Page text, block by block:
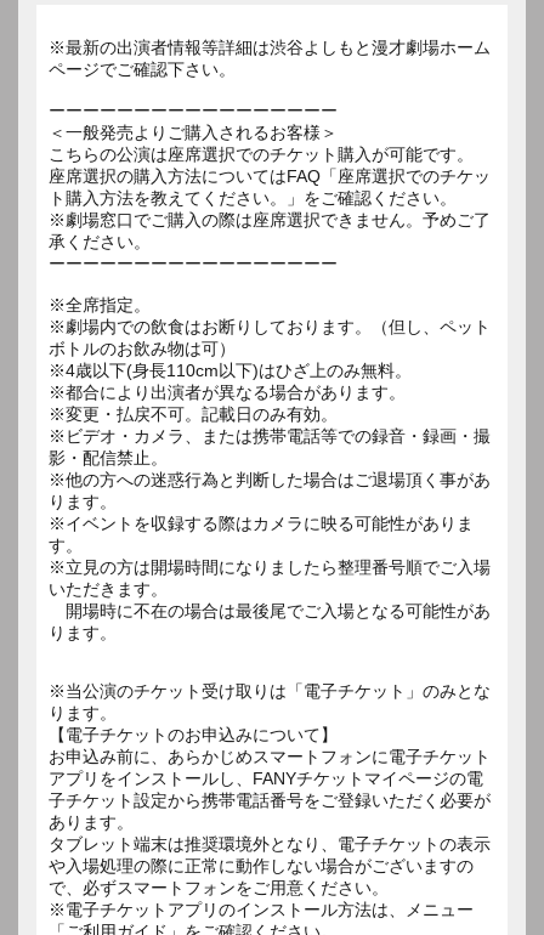
※最新の出演者情報等詳細は渋谷よしもと漫才劇場ホーム
ページでご確認下さい。
ーーーーーーーーーーーーーーーーー
＜一般発売よりご購入されるお客様＞
こちらの公演は座席選択でのチケット購入が可能です。
座席選択の購入方法についてはFAQ「座席選択でのチケッ
ト購入方法を教えてください。」をご確認ください。
※劇場窓口でご購入の際は座席選択できません。予めご了
承ください。
ーーーーーーーーーーーーーーーーー
※全席指定。
※劇場内での飲食はお断りしております。（但し、ペット
ボトルのお飲み物は可）
※4歳以下(身長110cm以下)はひざ上のみ無料。
※都合により出演者が異なる場合があります。
※変更・払戻不可。記載日のみ有効。
※ビデオ・カメラ、または携帯電話等での録音・録画・撮
影・配信禁止。
※他の方への迷惑行為と判断した場合はご退場頂く事があ
ります。
※イベントを収録する際はカメラに映る可能性がありま
す。
※立見の方は開場時間になりましたら整理番号順でご入場
いただきます。
開場時に不在の場合は最後尾でご入場となる可能性があ
ります。
※当公演のチケット受け取りは「電子チケット」のみとな
ります。
【電子チケットのお申込みについて】
お申込み前に、あらかじめスマートフォンに電子チケット
アプリをインストールし、FANYチケットマイページの電
子チケット設定から携帯電話番号をご登録いただく必要が
あります。
タブレット端末は推奨環境外となり、電子チケットの表示
や入場処理の際に正常に動作しない場合がございますの
で、必ずスマートフォンをご用意ください。
※電子チケットアプリのインストール方法は、メニュー